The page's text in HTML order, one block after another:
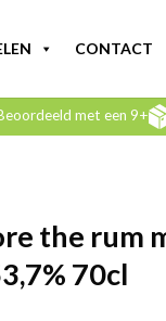
CONTACT
met een 9+
the rum
70cl